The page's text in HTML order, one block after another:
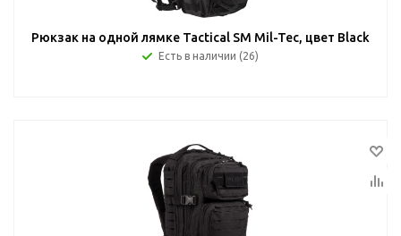
Рюкзак на одной лямке Tactical SM Mil-Tec, цвет Black
Есть в наличии (26)